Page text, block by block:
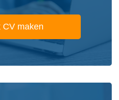
CV maken